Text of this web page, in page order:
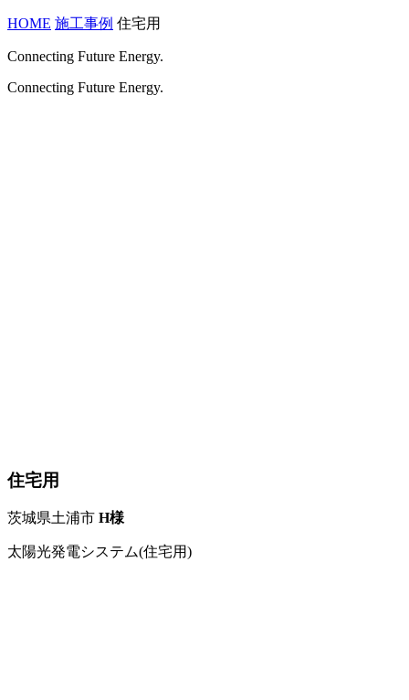
HOME 施工事例 住宅用
Connecting Future Energy.
Connecting Future Energy.
住宅用
茨城県土浦市 H様
太陽光発電システム(住宅用)